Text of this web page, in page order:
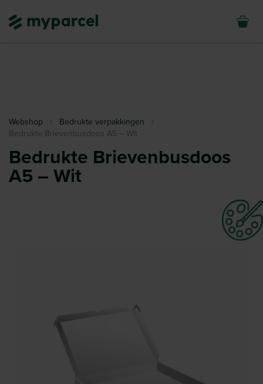
Webshop
Bedrukte verpakkingen
Bedrukte Brievenbusdoos A5 – Wit
Bedrukte Brievenbusdoos
A5 – Wit